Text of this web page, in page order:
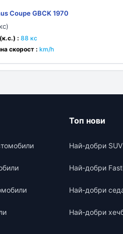
Coupe GBCK 1970
: 88 кс
скорост : km/h
Топ нови
Най-добри
Най-добри
Най-добри
Най-добри